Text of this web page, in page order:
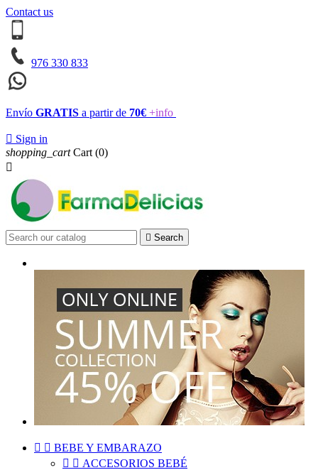
Contact us
976 330 833
Envío GRATIS a partir de 70€ +info
 Sign in
shopping_cart Cart (0)

 Search
  BEBE Y EMBARAZO
  ACCESORIOS BEBÉ